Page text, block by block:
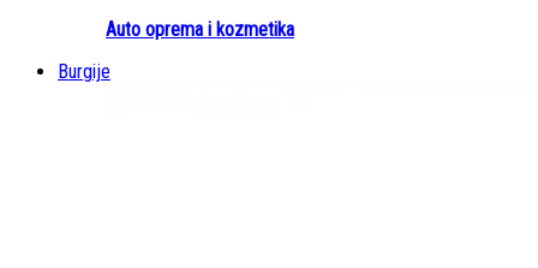
Auto oprema i kozmetika
Burgije